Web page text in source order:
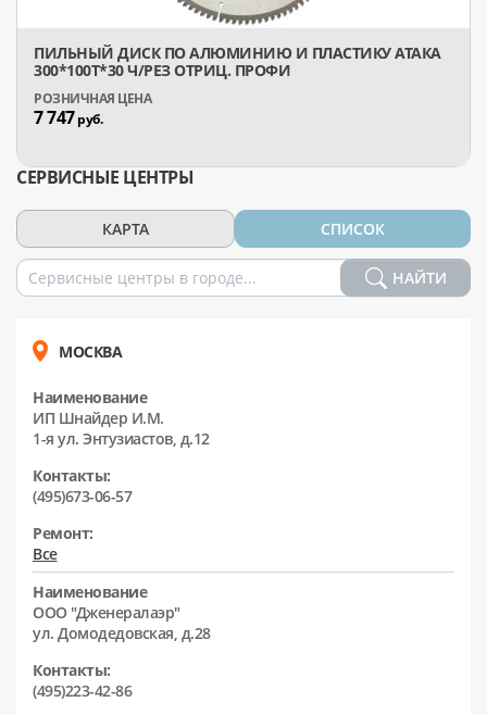
ПИЛЬНЫЙ ДИСК ПО АЛЮМИНИЮ И ПЛАСТИКУ АТАКА
300*100T*30 Ч/РЕЗ ОТРИЦ. ПРОФИ
7 747руб.
СЕРВИСНЫЕ ЦЕНТРЫ
КАРТА СПИСОК
НАЙТИ
МОСКВА
Наименование
ИП Шнайдер И.М.
1-я ул. Энтузиастов, д.12
Контакты:
(495)673-06-57
Ремонт:
Все
Наименование
ООО "Дженералаэр"
ул. Домодедовская, д.28
Контакты:
(495)223-42-86